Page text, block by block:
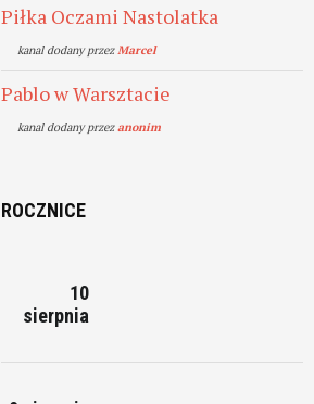
Piłka Oczami Nastolatka
kanal dodany przezMarcel
Pablo w Warsztacie
kanal dodany przezanonim
ROCZNICE
10
sierpnia